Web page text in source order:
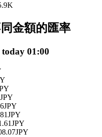
算的永續合約
金額的匯率
01:00
JPY
JPY
JPY
JPY
JPY